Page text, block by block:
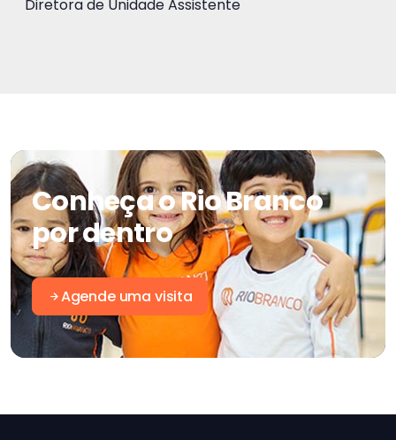
Diretora de Unidade Assistente
Conheça o Rio Branco
por dentro
Agende uma visita